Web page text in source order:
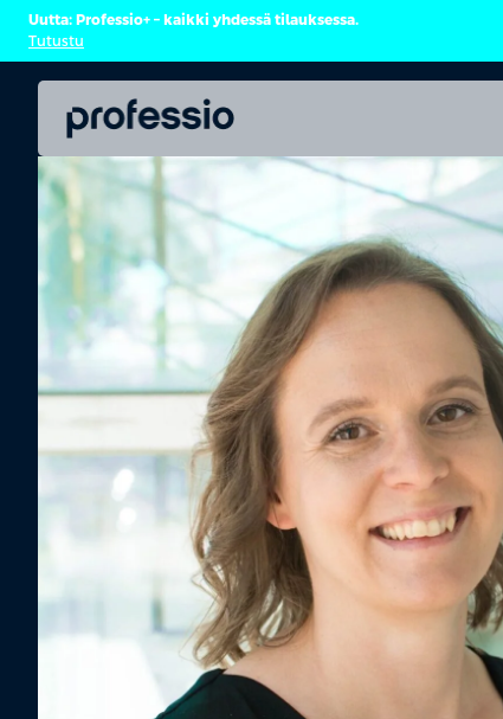
Uutta: Professio+ – kaikki yhdessä tilauksessa.
Tutustu